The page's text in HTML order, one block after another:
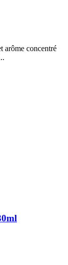
arôme concentré